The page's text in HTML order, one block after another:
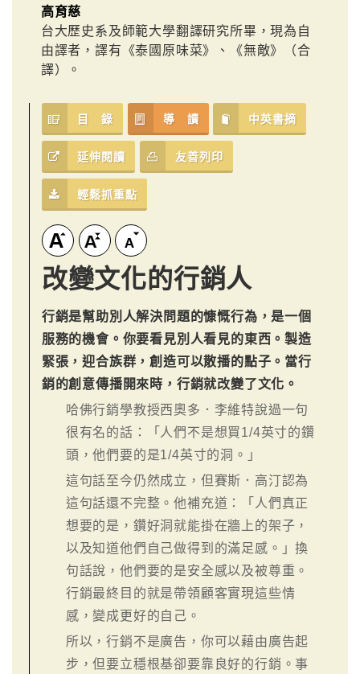
高育慈
台大歷史系及師範大學翻譯研究所畢，現為自
由譯者，譯有《泰國原味菜》、《無敵》（合
譯）。
目 錄 導 讀 中英書摘
延伸閱讀 友善列印
輕鬆抓重點
改變文化的行銷人
行銷是幫助別人解決問題的慷慨行為，是一個
服務的機會。你要看見別人看見的東西。製造
緊張，迎合族群，創造可以散播的點子。當行
銷的創意傳播開來時，行銷就改變了文化。
哈佛行銷學教授西奧多．李維特說過一句
很有名的話：「人們不是想買1/4英寸的鑽
頭，他們要的是1/4英寸的洞。」
這句話至今仍然成立，但賽斯．高汀認為
這句話還不完整。他補充道：「人們真正
想要的是，鑽好洞就能掛在牆上的架子，
以及知道他們自己做得到的滿足感。」換
句話說，他們要的是安全感以及被尊重。
行銷最終目的就是帶領顧客實現這些情
感，變成更好的自己。
所以，行銷不是廣告，你可以藉由廣告起
步，但要立穩根基卻要靠良好的行銷。事